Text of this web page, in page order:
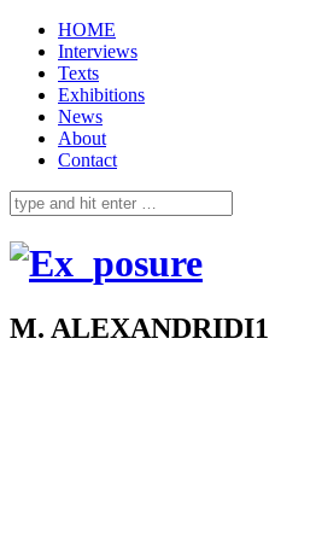
HOME
Interviews
Texts
Exhibitions
News
About
Contact
M. ALEXANDRIDI1